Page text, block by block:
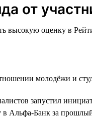
от
оценку в
молодёжи и
запустил
Альфа-Банк за